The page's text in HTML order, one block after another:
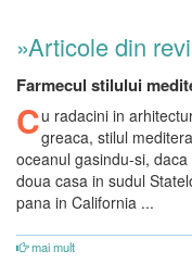
»Articole din
Farmecul stilului
Cu radacini in
greaca, stilul
oceanul gasindu-si,
doua casa in sudul
pana in California ...
mai mult